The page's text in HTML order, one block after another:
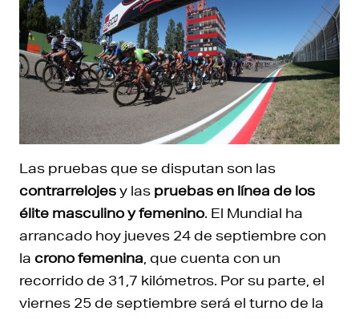
Las pruebas que se disputan son las
contrarrelojesy las pruebas en línea de los
élite masculino y femenino. El Mundial ha
arrancado hoy jueves 24 de septiembre con
la crono femenina , que cuenta con un
recorrido de 31,7 kilómetros. Por su parte, el
viernes 25 de septiembre será el turno de la